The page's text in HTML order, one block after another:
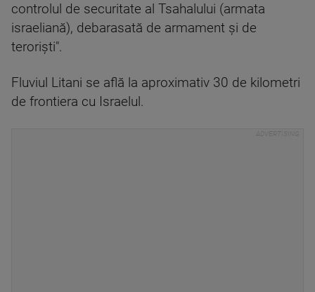
controlul de securitate al Tsahalului (armata
israeliană), debarasată de armament şi de
terorişti".
Fluviul Litani se află la aproximativ 30 de kilometri
de frontiera cu Israelul.